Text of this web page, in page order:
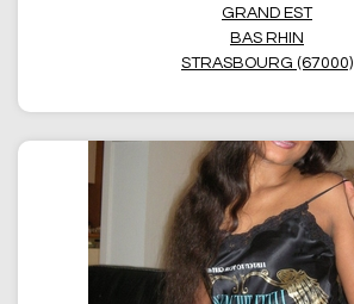
GRAND EST
BAS RHIN
STRASBOURG (67000)